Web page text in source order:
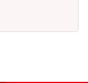
は式本番。お客
魅力】★当社は
で人気の結婚式場
ので、ここで経